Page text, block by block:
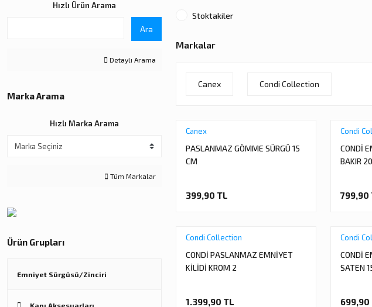
Hızlı Ürün Arama
Ara
Detaylı Arama
Marka Arama
Hızlı Marka Arama
Tüm Markalar
Ürün Grupları
Emniyet Sürgüsü/Zinciri
Kapı Aksesuarları
Stoktakiler
Markalar
Canex Condi Collection
Canex
PASLANMAZ GÖMME SÜRGÜ 15
CM
399,90 TL
Condi
CONDİ
BAKIR
799,90
Condi Collection
CONDİ PASLANMAZ EMNİYET
KİLİDİ KROM 2
1.399,90 TL
Condi
CONDİ
SATEN
699,90